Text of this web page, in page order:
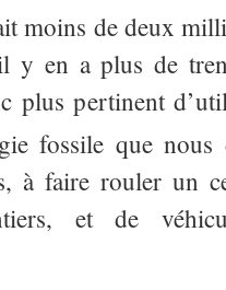
moins de deux
y en a plus de
plus pertinent
fossile que nous
à faire rouler un
et de